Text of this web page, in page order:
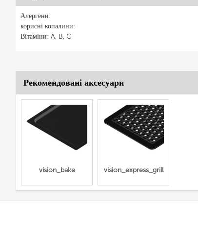
Алергени:
корисні копалини:
Вітаміни: A, B, C
Рекомендовані аксесуари
vision_bake vision_express_grill